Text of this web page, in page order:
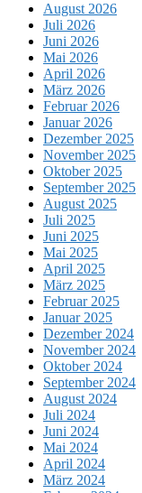
August 2026
Juli 2026
Juni 2026
Mai 2026
April 2026
März 2026
Februar 2026
Januar 2026
Dezember 2025
November 2025
Oktober 2025
September 2025
August 2025
Juli 2025
Juni 2025
Mai 2025
April 2025
März 2025
Februar 2025
Januar 2025
Dezember 2024
November 2024
Oktober 2024
September 2024
August 2024
Juli 2024
Juni 2024
Mai 2024
April 2024
März 2024